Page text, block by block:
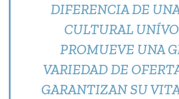
DIFERENCIA DE
CULTURAL
PROMUEVE UNA
VARIEDAD DE
GARANTIZAN SU